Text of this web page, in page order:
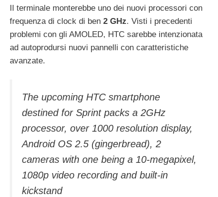
Il terminale monterebbe uno dei nuovi processori con
frequenza di clock di ben 2 GHz. Visti i precedenti
problemi con gli AMOLED, HTC sarebbe intenzionata
ad autoprodursi nuovi pannelli con caratteristiche
avanzate.
The upcoming HTC smartphone
destined for Sprint packs a 2GHz
processor, over 1000 resolution display,
Android OS 2.5 (gingerbread), 2
cameras with one being a 10-megapixel,
1080p video recording and built-in
kickstand